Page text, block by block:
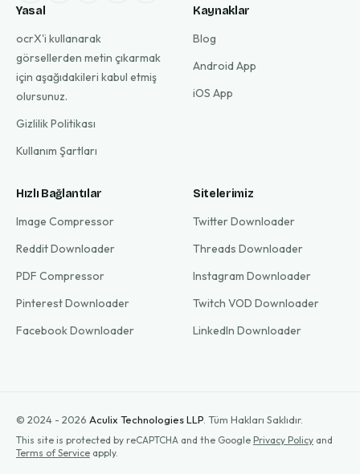
Yasal
ocrX'i kullanarak
görsellerden metin çıkarmak
için aşağıdakileri kabul etmiş
olursunuz.
Gizlilik Politikası
Kullanım Şartları
Kaynaklar
Blog
Android App
iOS App
Hızlı Bağlantılar
Image Compressor
Reddit Downloader
PDF Compressor
Pinterest Downloader
Facebook Downloader
Sitelerimiz
Twitter Downloader
Threads Downloader
Instagram Downloader
Twitch VOD Downloader
LinkedIn Downloader
© 2024 - 2026 Aculix Technologies LLP Tüm Hakları Saklıdır.
This site is protected by reCAPTCHA and the Google Privacy Policy and
Terms of Service apply.